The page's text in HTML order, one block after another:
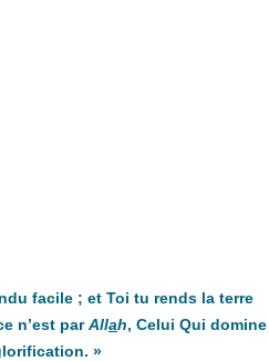
facile ; et Toi tu rends la terre
n’est parAllah, Celui Qui domine
»